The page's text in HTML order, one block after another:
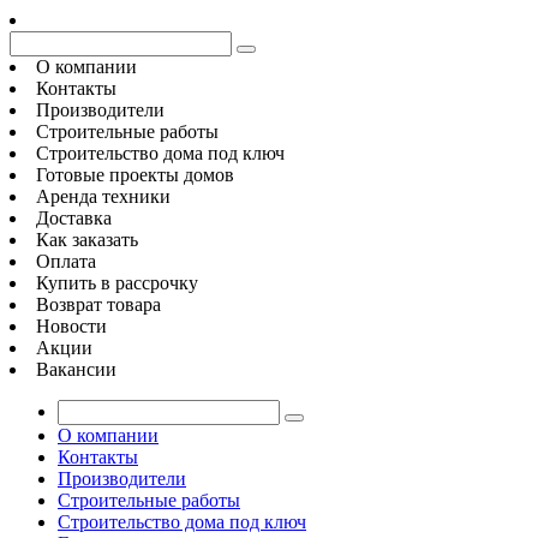
О компании
Контакты
Производители
Строительные работы
Строительство дома под ключ
Готовые проекты домов
Аренда техники
Доставка
Как заказать
Оплата
Купить в рассрочку
Возврат товара
Новости
Акции
Вакансии
О компании
Контакты
Производители
Строительные работы
Строительство дома под ключ